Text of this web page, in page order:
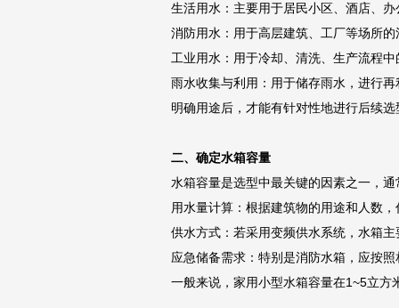
生活用水：主要用于居民小区、酒店、
消防用水：用于高层建筑、工厂等场所
工业用水：用于冷却、清洗、生产流程
雨水收集与利用：用于储存雨水，进行
明确用途后，才能有针对性地进行后续选
二、确定水箱容量
水箱容量是选型中最关键的因素之一，
用水量计算：根据建筑物的用途和人数
供水方式：若采用变频供水系统，水箱
应急储备需求：特别是消防水箱，应按
一般来说，家用小型水箱容量在1~5立